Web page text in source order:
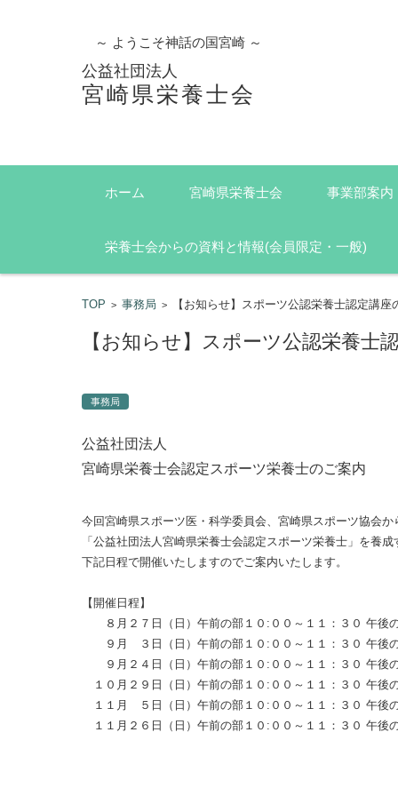
～ ようこそ神話の国宮崎 ～
宮崎県栄養士会
コンテンツに移動
ホーム 宮崎県栄養士会 事業部案内
栄養士会からの資料と情報(会員限定・一般)
TOP > 事務局 > 【お知らせ】スポーツ公認栄養士認定講座
【お知らせ】スポーツ公認栄養士
事務局
公益社団法人
宮崎県栄養士会認定スポーツ栄養士のご案内
今回宮崎県スポーツ医・科学委員会、宮崎県スポーツ協会か
「公益社団法人宮崎県栄養士会認定スポーツ栄養士」を養
下記日程で開催いたしますのでご案内いたします。
【開催日程】
８月２７日（日）午前の部１０:００～１１：３０ 午後
９月 ３日（日）午前の部１０:００～１１：３０ 午後
９月２４日（日）午前の部１０:００～１１：３０ 午後
１０月２９日（日）午前の部１０:００～１１：３０ 午後
１１月 ５日（日）午前の部１０:００～１１：３０ 午後
１１月２６日（日）午前の部１０:００～１１：３０ 午後